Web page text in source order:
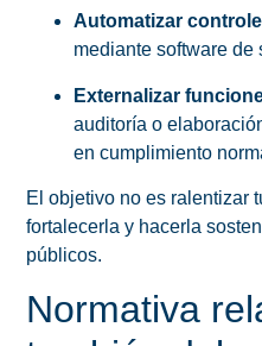
Automatizar
mediante software de
Externalizar
auditoría o
en cumplimiento
El objetivo no es ralentizar
fortalecerla y hacerla
públicos.
Normativa